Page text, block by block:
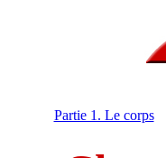
Partie 1. Le corps